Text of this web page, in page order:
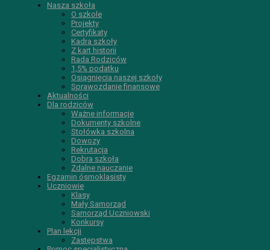
Nasza szkoła
O szkole
Projekty
Certyfikaty
Kadra szkoły
Z kart historii
Rada Rodziców
1,5% podatku
Osiągnięcia naszej szkoły
Sprawozdanie finansowe
Aktualności
Dla rodziców
Ważne informacje
Dokumenty szkolne
Stołówka szkolna
Dowozy
Rekrutacja
Dobra szkoła
Zdalne nauczanie
Egzamin ósmoklasisty
Uczniowie
Klasy
Mały Samorząd
Samorząd Uczniowski
Konkursy
Plan lekcji
Zastępstwa